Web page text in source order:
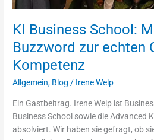
KI Business School:
Buzzword zur echten
Kompetenz
Allgemein, Blog / Irene Welp
Ein Gastbeitrag. Irene Welp ist
Business School sowie die Advanced
absolviert. Wir haben sie gefragt, ob